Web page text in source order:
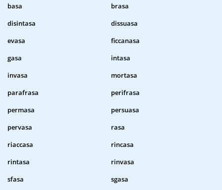
basa
brasa
disintasa
dissuasa
evasa
ficcanasa
gasa
intasa
invasa
mortasa
parafrasa
perifrasa
permasa
persuasa
pervasa
rasa
riaccasa
rincasa
rintasa
rinvasa
sfasa
sgasa